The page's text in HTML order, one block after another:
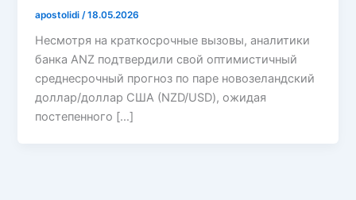
apostolidi /18.05.2026
Несмотря на краткосрочные вызовы, аналитики
банка ANZ подтвердили свой оптимистичный
среднесрочный прогноз по паре новозеландский
доллар/доллар США (NZD/USD), ожидая
постепенного […]